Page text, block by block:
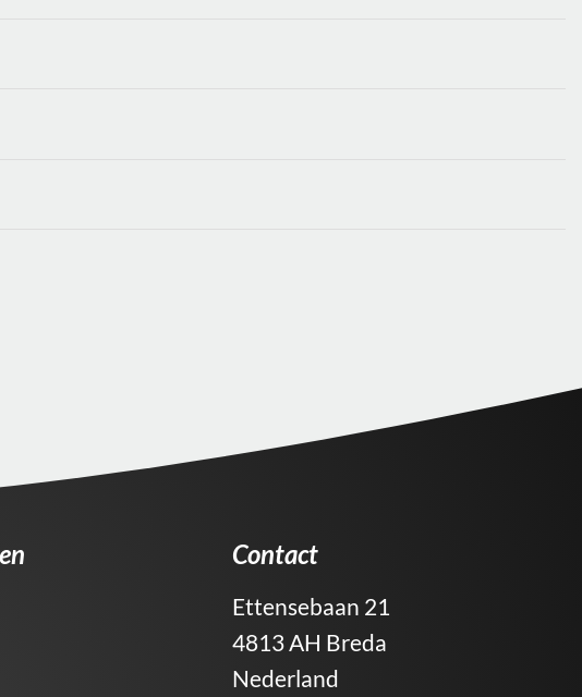
Contact
Ettensebaan 21
4813 AH Breda
Nederland